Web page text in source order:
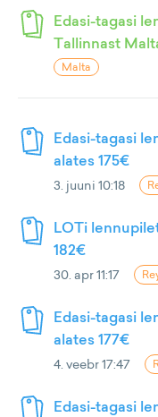
Edasi-tagasi
Tallinnast
Malta
Edasi-tagasi
alates 175€
3. juuni 10:18
LOTi
182€
30. apr 11:17
Edasi-tagasi
alates 177€
4. veebr 17:47
Edasi-tagasi